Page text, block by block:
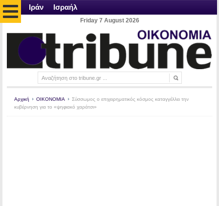
Ιράν Ισραήλ
Friday 7 August 2026
Αρχική ΟΙΚΟΝΟΜΙΑ
Σύσσωμος ο επιχειρηματικός κόσμος καταγγέλλει την
κυβέρνηση για το «ψηφιακό χαράτσι»